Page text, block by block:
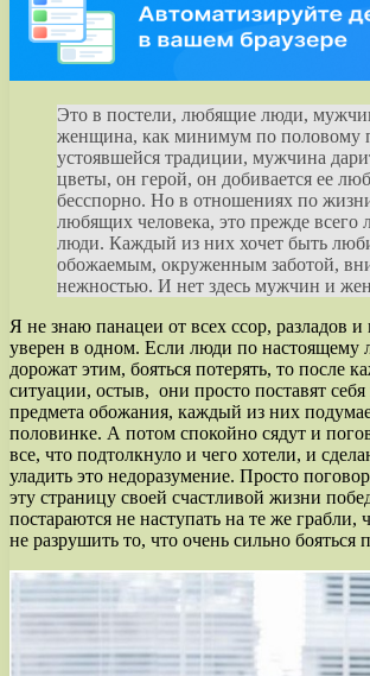
Это в постели, любящие люди,
женщина, как минимум по половому
устоявшейся традиции, мужчина
цветы, он герой, он добивается ее
бесспорно. Но в отношениях по
любящих человека, это прежде всего
люди. Каждый из них хочет быть
обожаемым, окруженным заботой,
нежностью. И нет здесь мужчин и
Я не знаю панацеи от всех ссор, разладов и
уверен в одном. Если люди по настоящему
дорожат этим, бояться потерять, то после
ситуации, остыв, они просто поставят себя
предмета обожания, каждый из них
половинке. А потом спокойно сядут и
все, что подтолкнуло и чего хотели, и
уладить это недоразумение. Просто
эту страницу своей счастливой жизни
постараются не наступать на те же грабли,
не разрушить то, что очень сильно бояться